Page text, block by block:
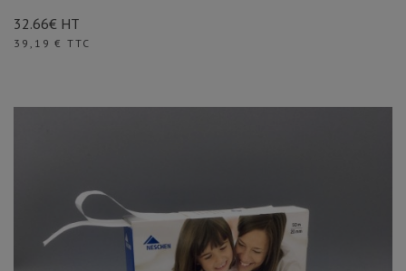
32.66€ HT
Prix
39,19 € TTC